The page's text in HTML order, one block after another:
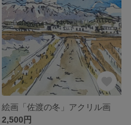
絵画「佐渡の冬」アクリル画
2,500円